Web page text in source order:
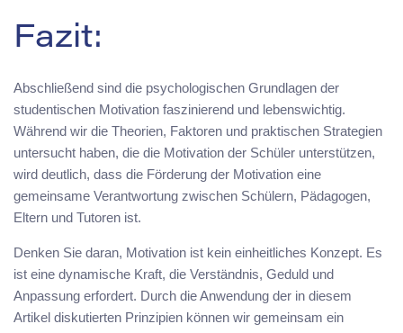
Fazit:
Abschließend sind die psychologischen Grundlagen der
studentischen Motivation faszinierend und lebenswichtig.
Während wir die Theorien, Faktoren und praktischen Strategien
untersucht haben, die die Motivation der Schüler unterstützen,
wird deutlich, dass die Förderung der Motivation eine
gemeinsame Verantwortung zwischen Schülern, Pädagogen,
Eltern und Tutoren ist.
Denken Sie daran, Motivation ist kein einheitliches Konzept. Es
ist eine dynamische Kraft, die Verständnis, Geduld und
Anpassung erfordert. Durch die Anwendung der in diesem
Artikel diskutierten Prinzipien können wir gemeinsam ein